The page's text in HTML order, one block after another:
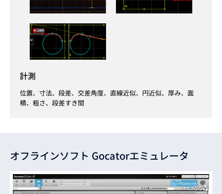
計測
位置、寸法、段差、交差角度、直線近似、円近似、厚み、面
積、粗さ、段差すき間
オフラインソフト Gocatorエミュレータ